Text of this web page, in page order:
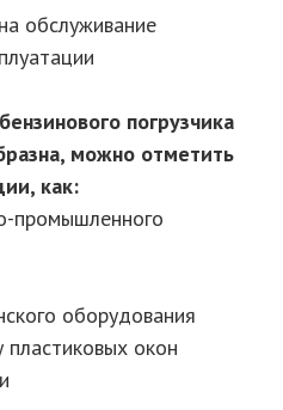
обслуживание
погрузчика
можно отметить
как:
промышленного
оборудования
окон